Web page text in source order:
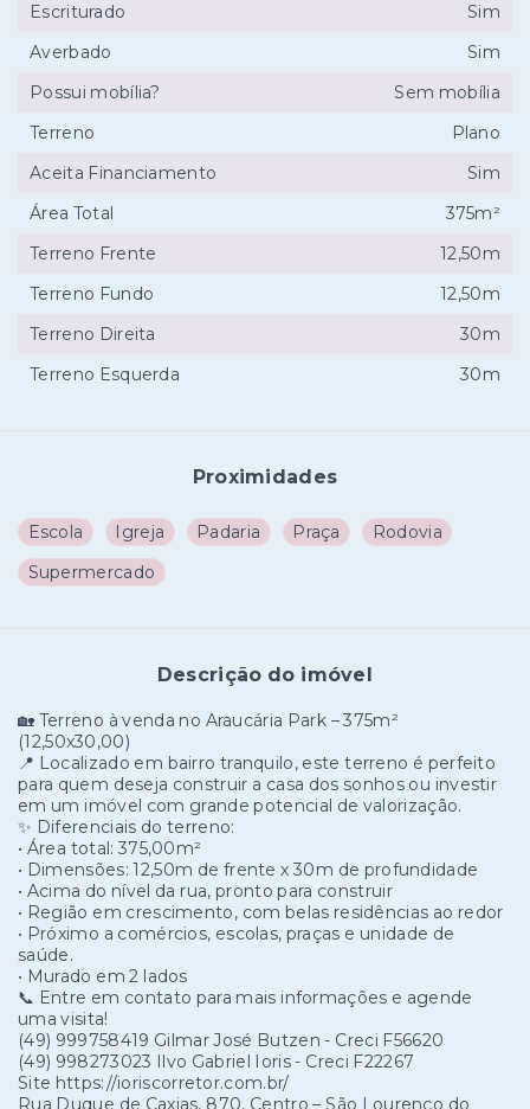
Proximidades
Escola Igreja Padaria Praça
Rodovia
Supermercado
Descrição do imóvel
🏡 Terreno à venda no Araucária Park – 375m²
(12,50x30,00)
📍 Localizado em bairro tranquilo, este terreno é perfeito
para quem deseja construir a casa dos sonhos ou investir
em um imóvel com grande potencial de valorização.
✨ Diferenciais do terreno:
• Área total: 375,00m²
• Dimensões: 12,50m de frente x 30m de profundidade
• Acima do nível da rua, pronto para construir
• Região em crescimento, com belas residências ao redor
• Próximo a comércios, escolas, praças e unidade de
saúde.
• Murado em 2 lados
📞 Entre em contato para mais informações e agende
uma visita!
(49) 999758419 Gilmar José Butzen - Creci F56620
(49) 998273023 Ilvo Gabriel Ioris - Creci F22267
Site https://ioriscorretor.com.br/
Rua Duque de Caxias, 870, Centro – São Lourenço do
Escriturado
Sim
Averbado
Sim
Possui mobília?
Sem mobília
Terreno
Plano
Aceita Financiamento
Sim
Área Total
375m²
Terreno Frente
12,50m
Terreno Fundo
12,50m
Terreno Direita
30m
Terreno Esquerda
30m